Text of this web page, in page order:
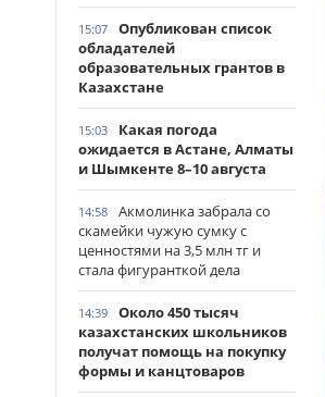
15:07
Опубликован список
обладателей
образовательных грантов в
Казахстане
15:03
Какая погода
ожидается в Астане, Алматы
и Шымкенте 8–10 августа
14:58
Акмолинка забрала со
скамейки чужую сумку с
ценностями на 3,5 млн тг и
стала фигуранткой дела
14:39
Около 450 тысяч
казахстанских школьников
получат помощь на покупку
формы и канцтоваров